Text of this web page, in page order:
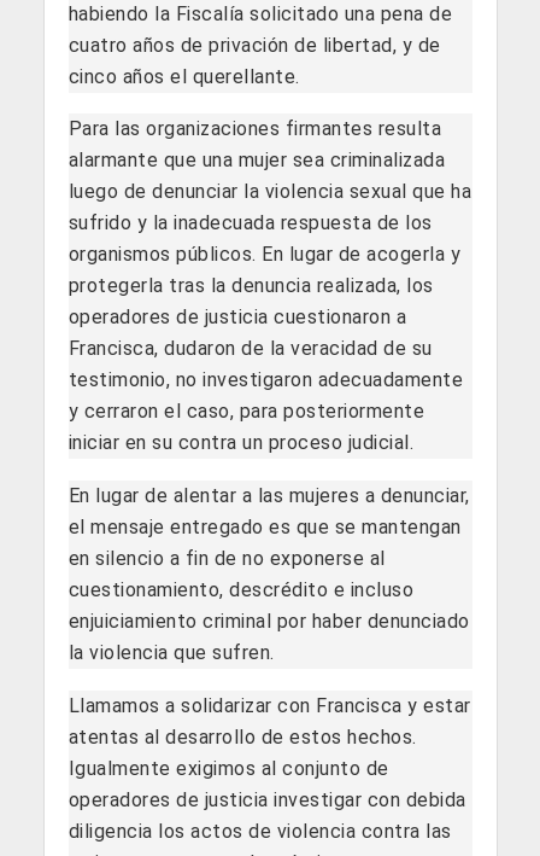
habiendo la Fiscalía solicitado una pena de
cuatro años de privación de libertad, y de
cinco años el querellante.
Para las organizaciones firmantes resulta
alarmante que una mujer sea criminalizada
luego de denunciar la violencia sexual que ha
sufrido y la inadecuada respuesta de los
organismos públicos. En lugar de acogerla y
protegerla tras la denuncia realizada, los
operadores de justicia cuestionaron a
Francisca, dudaron de la veracidad de su
testimonio, no investigaron adecuadamente
y cerraron el caso, para posteriormente
iniciar en su contra un proceso judicial.
En lugar de alentar a las mujeres a denunciar,
el mensaje entregado es que se mantengan
en silencio a fin de no exponerse al
cuestionamiento, descrédito e incluso
enjuiciamiento criminal por haber denunciado
la violencia que sufren.
Llamamos a solidarizar con Francisca y estar
atentas al desarrollo de estos hechos.
Igualmente exigimos al conjunto de
operadores de justicia investigar con debida
diligencia los actos de violencia contra las